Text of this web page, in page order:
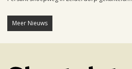
Meer Nieuws